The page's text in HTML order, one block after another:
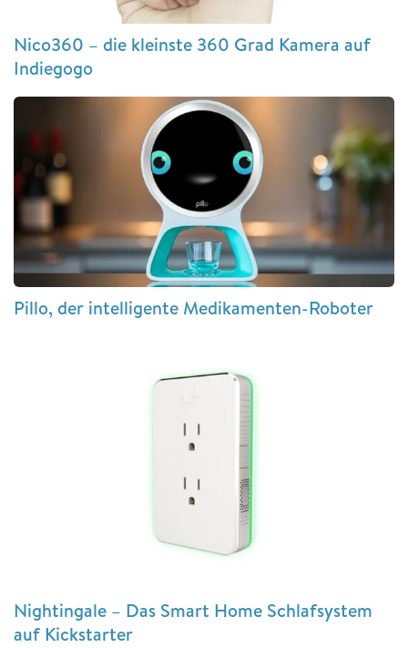
Nico360 – die kleinste 360 Grad Kamera auf
Indiegogo
Pillo, der intelligente Medikamenten-Roboter
Nightingale – Das Smart Home Schlafsystem
auf Kickstarter